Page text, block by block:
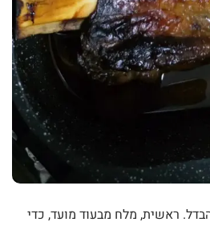
ראשית, מלח מבעוד מועד, כדי